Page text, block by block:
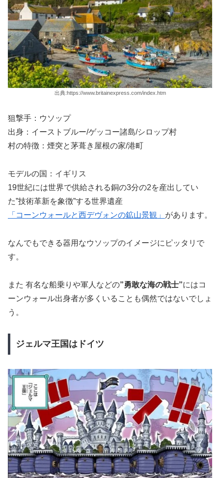
出典:https://www.britainexpress.com/index.htm
狙撃手：ウソップ
出身：イーストブルー/ゲッコー諸島/シロップ村
村の特徴：煙突と茅葺き屋根の家/港町
モデルの国：イギリス
19世紀には世界で供給される銅の3分の2を産出してい
た”技術革新を象徴”する世界遺産
「コーンウォールと西デヴォンの鉱山景観」 があります。
なんでもできる器用なウソップのイメージにピッタリで
す。
また 有名な船乗りや軍人などの”勇敢な海の戦士”にはコ
ーンウォール出身者が多くいることも偶然ではないでしょ
う。
ジェルマ王国はドイツ